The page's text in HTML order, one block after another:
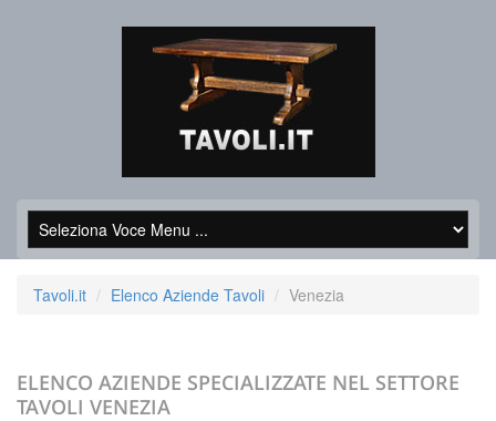
Tavoli.it Elenco Aziende Tavoli Venezia
ELENCO AZIENDE SPECIALIZZATE NEL SETTORE
TAVOLI VENEZIA